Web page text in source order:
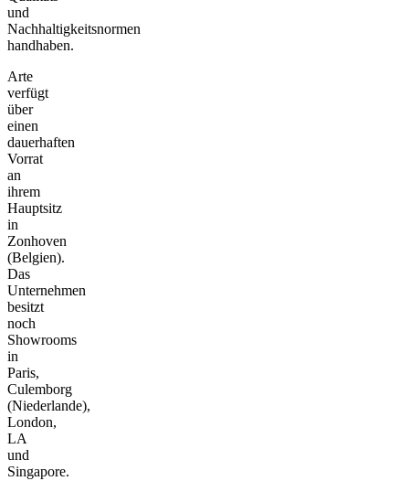
und
Nachhaltigkeitsnormen
handhaben.
Arte
verfügt
über
einen
dauerhaften
Vorrat
an
ihrem
Hauptsitz
in
Zonhoven
(Belgien).
Das
Unternehmen
besitzt
noch
Showrooms
in
Paris,
Culemborg
(Niederlande),
London,
LA
und
Singapore.